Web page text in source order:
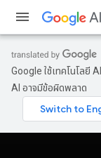
Google ใช้เทคโนโลยี
AI อาจมีข้อผิดพลาด